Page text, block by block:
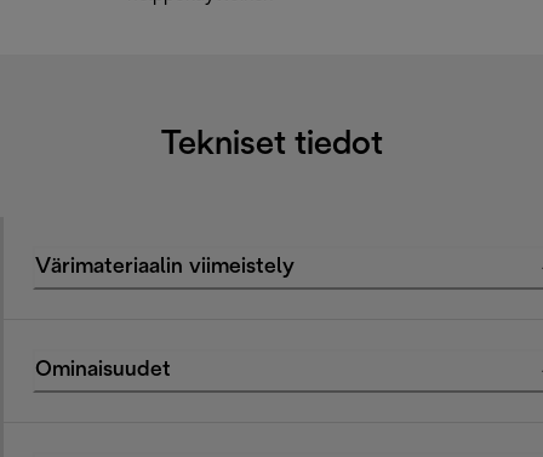
Tekniset tiedot
Värimateriaalin viimeistely
Ominaisuudet